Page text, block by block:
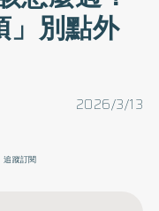
」別點外
2026/3/13
追蹤訂閱